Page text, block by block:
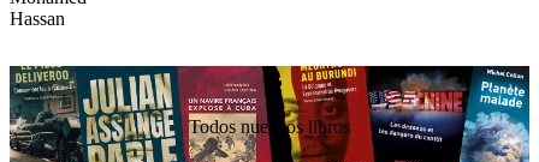
Todos nuestros libros